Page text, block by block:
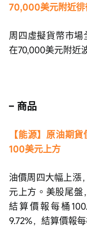
70,000美元附近徘
周四虛擬貨幣市
在70,000美元附近
– 商品
【能源】原油期
100美元上方
油價周四大幅上漲
元上方。美股尾盤
結算價報每桶
9.72%，結算價報